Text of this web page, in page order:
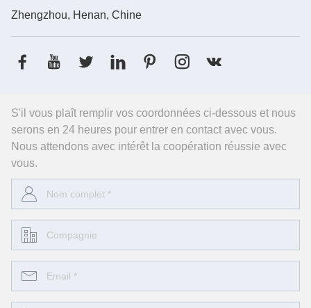
Zhengzhou, Henan, Chine
      
S'il vous plaît remplir vos coordonnées ci-dessous et nous
serons en 24 heures pour entrer en contact avec vous.
Nous attendons avec intérêt la coopération réussie avec
vous.


